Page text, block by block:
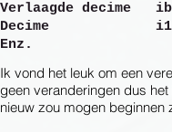
Verlaagde decime
Decime
Enz.
Ik vond het leuk om een
geen veranderingen dus
nieuw zou mogen